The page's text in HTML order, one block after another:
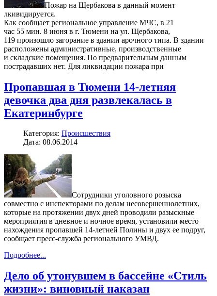
Пожар на Щербакова в данный момент
лкивидируется.
Как сообщает региональное управление МЧС, в 21
час 55 мин. 8 июня в г. Тюмени на ул. Щербакова,
119 произошло загорание в здании арочного типа. В здании
расположены административные, производственные
и складские помещения. По предварительным данным
пострадавших нет. Для ликвидации пожара при
Пропавшая в Тюмени 14-летняя
девочка два дня развлекалась в
Екатеринбурге
Категория: Происшествия
Дата: 08.06.2014
Сотрудники уголовного розыска
совместно с инспекторами по делам несовершеннолетних,
которые на протяжении двух дней проводили разыскные
мероприятия в дневное и ночное время, установили место
нахождения пропавшей 14-летней Полины и двух ее подруг,
сообщает пресс-служба регионального УМВД.
Подробнее...
Дело об утонувшем в бассейне «Стиль
жизни»: виновный наказан